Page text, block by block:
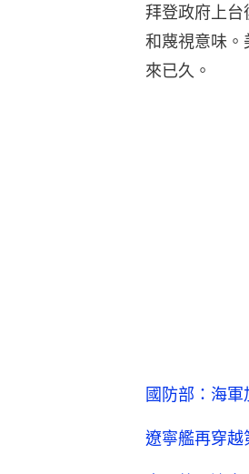
拜登政府上台
和蔑視意味。
來已久。
國防部：海
遼寧艦再穿